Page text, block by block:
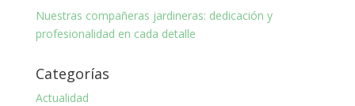
Nuestras compañeras jardineras: dedicación y
profesionalidad en cada detalle
Categorías
Actualidad